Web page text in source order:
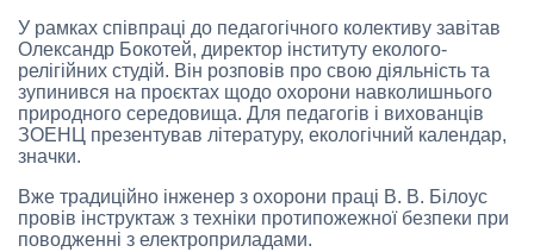
У рамках співпраці до педагогічного колективу завітав
Олександр Бокотей, директор інституту еколого-
релігійних студій. Він розповів про свою діяльність та
зупинився на проєктах щодо охорони навколишнього
природного середовища. Для педагогів і вихованців
ЗОЕНЦ презентував літературу, екологічний календар,
значки.
Вже традиційно інженер з охорони праці В. В. Білоус
провів інструктаж з техніки протипожежної безпеки при
поводженні з електроприладами.